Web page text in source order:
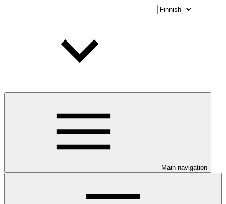
Main navigation